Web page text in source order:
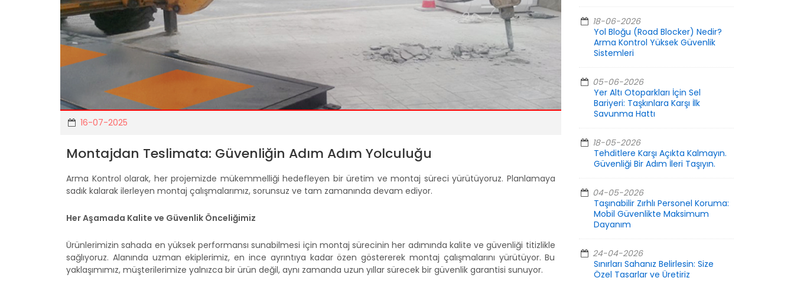
16-07-2025
Montajdan Teslimata: Güvenliğin Adım Adım Yolculuğu
Arma Kontrol olarak, her projemizde mükemmelliği hedefleyen bir üretim ve montaj süreci yürütüyoruz. Planlamaya
sadık kalarak ilerleyen montaj çalışmalarımız, sorunsuz ve tam zamanında devam ediyor.
Her Aşamada Kalite ve Güvenlik Önceliğimiz
Ürünlerimizin sahada en yüksek performansı sunabilmesi için montaj sürecinin her adımında kalite ve güvenliği titizlikle
sağlıyoruz. Alanında uzman ekiplerimiz, en ince ayrıntıya kadar özen göstererek montaj çalışmalarını yürütüyor. Bu
yaklaşımımız, müşterilerimize yalnızca bir ürün değil, aynı zamanda uzun yıllar sürecek bir güvenlik garantisi sunuyor.
18-06-2026
Yol Bloğu (Road Blocker) Nedir?
Arma Kontrol Yüksek Güvenlik
Sistemleri
05-06-2026
Yer Altı Otoparkları İçin Sel
Bariyeri: Taşkınlara Karşı İlk
Savunma Hattı
18-05-2026
Tehditlere Karşı Açıkta Kalmayın.
Güvenliği Bir Adım İleri Taşıyın.
04-05-2026
Taşınabilir Zırhlı Personel Koruma:
Mobil Güvenlikte Maksimum
Dayanım
24-04-2026
Sınırları Sahanız Belirlesin: Size
Özel Tasarlar ve Üretiriz